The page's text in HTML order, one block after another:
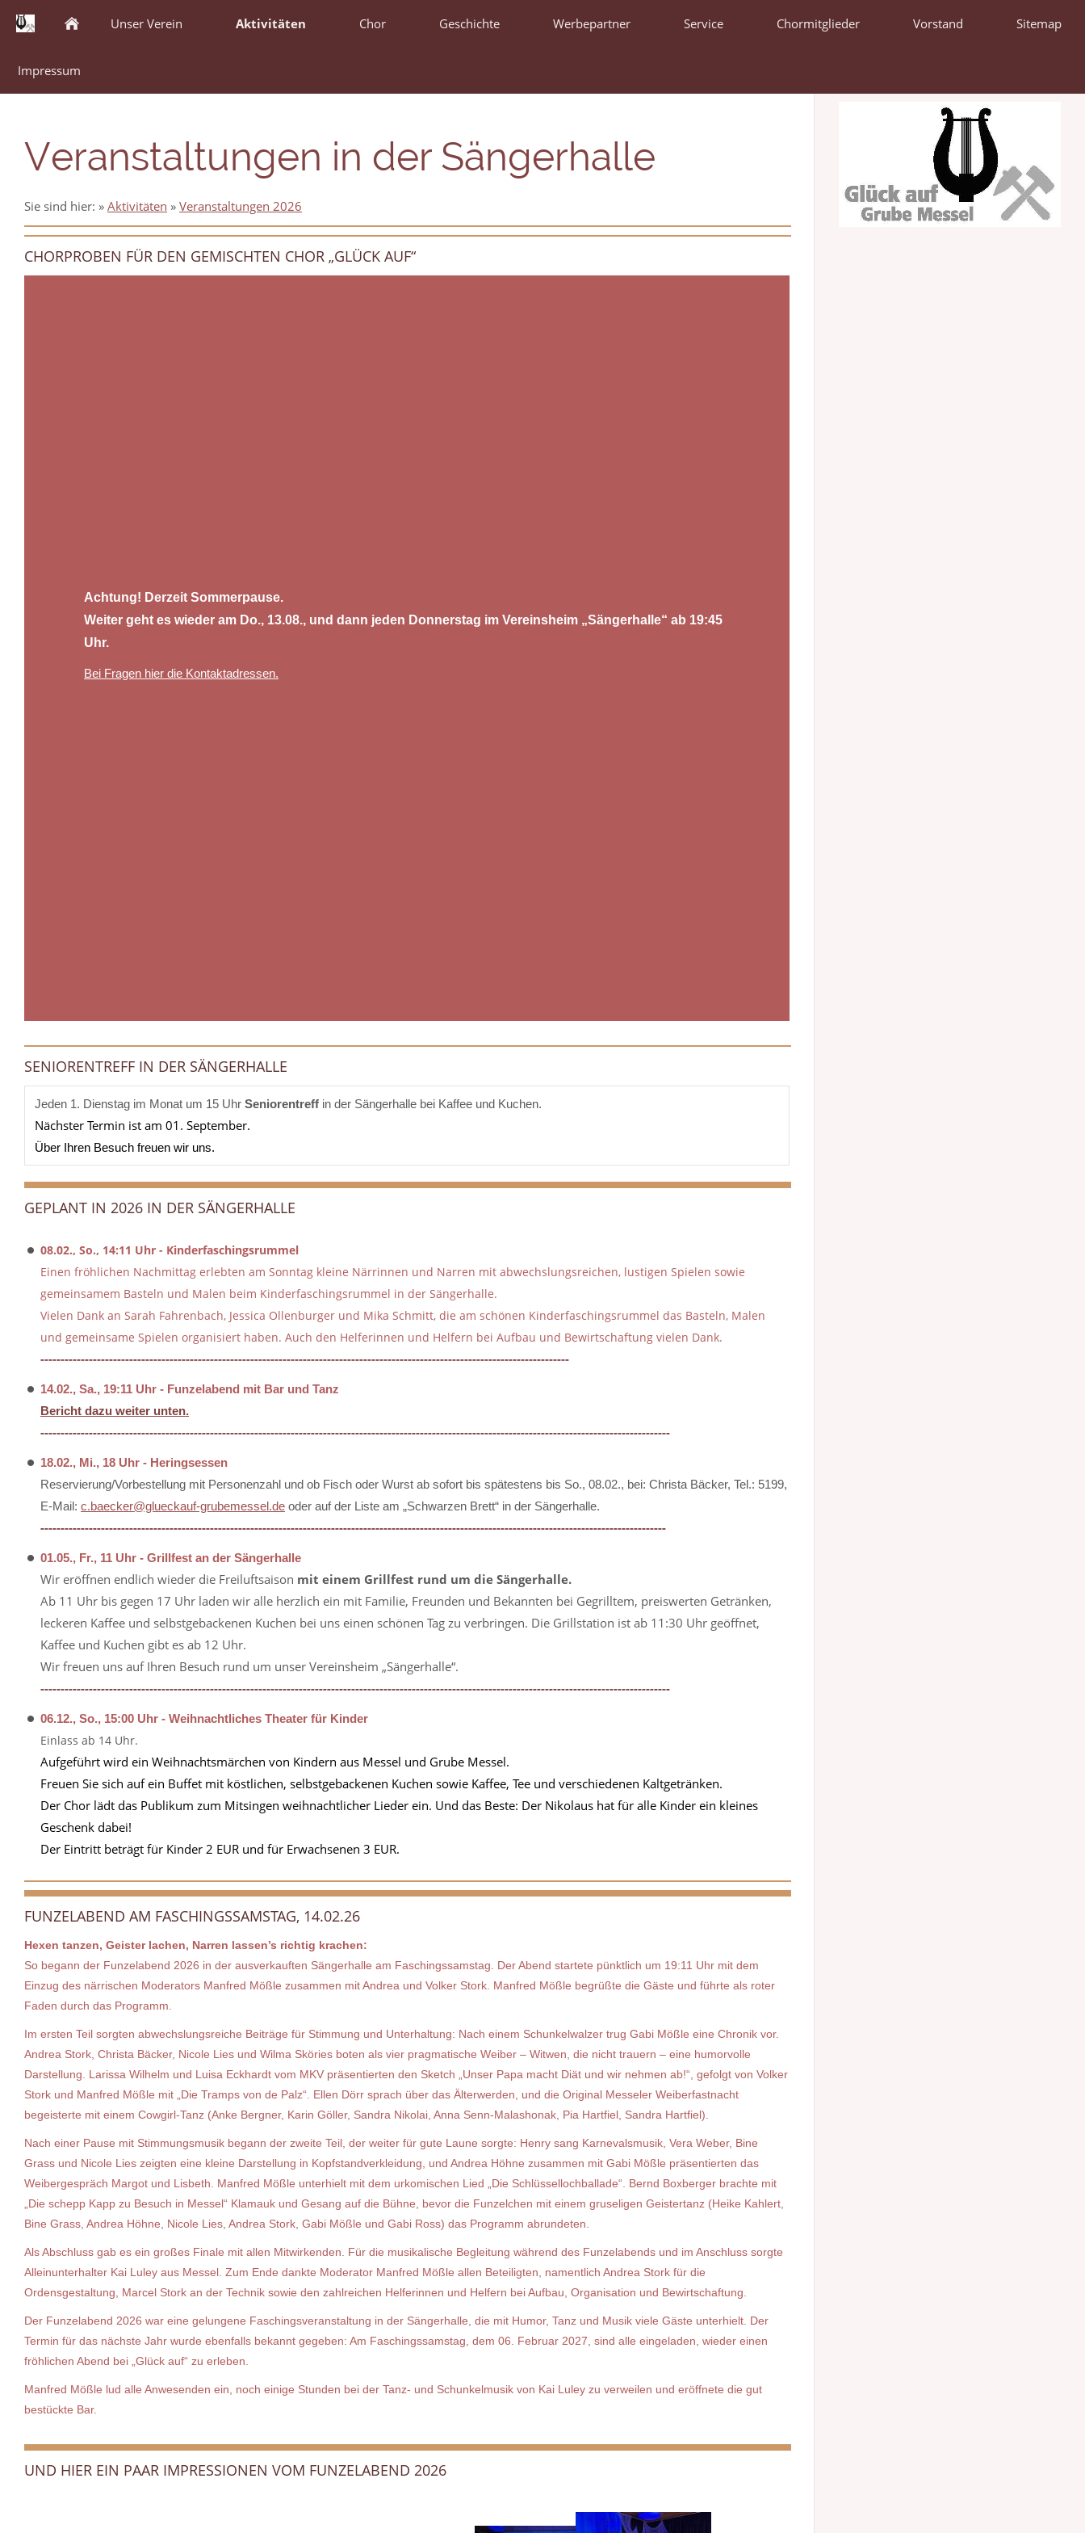
Unser Verein Aktivitäten Chor Geschichte Werbepartner Service Chormitglieder Vorstand Sitemap
Impressum
Veranstaltungen in der Sängerhalle
Sie sind hier: » Aktivitäten » Veranstaltungen 2026
CHORPROBEN FÜR DEN GEMISCHTEN CHOR „GLÜCK AUF“
Achtung! Derzeit Sommerpause.
Weiter geht es wieder am Do., 13.08., und dann jeden Donnerstag im Vereinsheim „Sängerhalle“ ab 19:45
Uhr.
Bei Fragen hier die Kontaktadressen.
SENIORENTREFF IN DER SÄNGERHALLE
Jeden 1. Dienstag im Monat um 15 Uhr Seniorentreff in der Sängerhalle bei Kaffee und Kuchen.
Nächster Termin ist am 01. September.
Über Ihren Besuch freuen wir uns.
GEPLANT IN 2026 IN DER SÄNGERHALLE
08.02., So., 14:11 Uhr - Kinderfaschingsrummel
Einen fröhlichen Nachmittag erlebten am Sonntag kleine Närrinnen und Narren mit abwechslungsreichen, lustigen Spielen sowie
gemeinsamem Basteln und Malen beim Kinderfaschingsrummel in der Sängerhalle.
Vielen Dank an Sarah Fahrenbach, Jessica Ollenburger und Mika Schmitt, die am schönen Kinderfaschingsrummel das Basteln, Malen
und gemeinsame Spielen organisiert haben. Auch den Helferinnen und Helfern bei Aufbau und Bewirtschaftung vielen Dank.
-----------------------------------------------------------------------------------------------------------------------------------
14.02., Sa., 19:11 Uhr - Funzelabend mit Bar und Tanz
Bericht dazu weiter unten.
------------------------------------------------------------------------------------------------------------------------------------------------------------
18.02., Mi., 18 Uhr - Heringsessen
Reservierung/Vorbestellung mit Personenzahl und ob Fisch oder Wurst ab sofort bis spätestens bis So., 08.02., bei: Christa Bäcker, Tel.: 5199,
E-Mail: c.baecker@glueckauf-grubemessel.de oder auf der Liste am „Schwarzen Brett“ in der Sängerhalle.
-----------------------------------------------------------------------------------------------------------------------------------------------------------
01.05., Fr., 11 Uhr - Grillfest an der Sängerhalle
Wir eröffnen endlich wieder die Freiluftsaison mit einem Grillfest rund um die Sängerhalle.
Ab 11 Uhr bis gegen 17 Uhr laden wir alle herzlich ein mit Familie, Freunden und Bekannten bei Gegrilltem, preiswerten Getränken,
leckeren Kaffee und selbstgebackenen Kuchen bei uns einen schönen Tag zu verbringen. Die Grillstation ist ab 11:30 Uhr geöffnet,
Kaffee und Kuchen gibt es ab 12 Uhr.
Wir freuen uns auf Ihren Besuch rund um unser Vereinsheim „Sängerhalle“.
------------------------------------------------------------------------------------------------------------------------------------------------------------
06.12., So., 15:00 Uhr - Weihnachtliches Theater für Kinder
Einlass ab 14 Uhr.
Aufgeführt wird ein Weihnachtsmärchen von Kindern aus Messel und Grube Messel.
Freuen Sie sich auf ein Buffet mit köstlichen, selbstgebackenen Kuchen sowie Kaffee, Tee und verschiedenen Kaltgetränken.
Der Chor lädt das Publikum zum Mitsingen weihnachtlicher Lieder ein. Und das Beste: Der Nikolaus hat für alle Kinder ein kleines
Geschenk dabei!
Der Eintritt beträgt für Kinder 2 EUR und für Erwachsenen 3 EUR.
FUNZELABEND AM FASCHINGSSAMSTAG, 14.02.26
Hexen tanzen, Geister lachen, Narren lassen’s richtig krachen:
So begann der Funzelabend 2026 in der ausverkauften Sängerhalle am Faschingssamstag. Der Abend startete pünktlich um 19:11 Uhr mit dem
Einzug des närrischen Moderators Manfred Mößle zusammen mit Andrea und Volker Stork. Manfred Mößle begrüßte die Gäste und führte als roter
Faden durch das Programm.
Im ersten Teil sorgten abwechslungsreiche Beiträge für Stimmung und Unterhaltung: Nach einem Schunkelwalzer trug Gabi Mößle eine Chronik vor.
Andrea Stork, Christa Bäcker, Nicole Lies und Wilma Sköries boten als vier pragmatische Weiber – Witwen, die nicht trauern – eine humorvolle
Darstellung. Larissa Wilhelm und Luisa Eckhardt vom MKV präsentierten den Sketch „Unser Papa macht Diät und wir nehmen ab!“, gefolgt von Volker
Stork und Manfred Mößle mit „Die Tramps von de Palz“. Ellen Dörr sprach über das Älterwerden, und die Original Messeler Weiberfastnacht
begeisterte mit einem Cowgirl-Tanz (Anke Bergner, Karin Göller, Sandra Nikolai, Anna Senn‑Malashonak, Pia Hartfiel, Sandra Hartfiel).
Nach einer Pause mit Stimmungsmusik begann der zweite Teil, der weiter für gute Laune sorgte: Henry sang Karnevalsmusik, Vera Weber, Bine
Grass und Nicole Lies zeigten eine kleine Darstellung in Kopfstandverkleidung, und Andrea Höhne zusammen mit Gabi Mößle präsentierten das
Weibergespräch Margot und Lisbeth. Manfred Mößle unterhielt mit dem urkomischen Lied „Die Schlüssellochballade“. Bernd Boxberger brachte mit
„Die schepp Kapp zu Besuch in Messel“ Klamauk und Gesang auf die Bühne, bevor die Funzelchen mit einem gruseligen Geistertanz (Heike Kahlert,
Bine Grass, Andrea Höhne, Nicole Lies, Andrea Stork, Gabi Mößle und Gabi Ross) das Programm abrundeten.
Als Abschluss gab es ein großes Finale mit allen Mitwirkenden. Für die musikalische Begleitung während des Funzelabends und im Anschluss sorgte
Alleinunterhalter Kai Luley aus Messel. Zum Ende dankte Moderator Manfred Mößle allen Beteiligten, namentlich Andrea Stork für die
Ordensgestaltung, Marcel Stork an der Technik sowie den zahlreichen Helferinnen und Helfern bei Aufbau, Organisation und Bewirtschaftung.
Der Funzelabend 2026 war eine gelungene Faschingsveranstaltung in der Sängerhalle, die mit Humor, Tanz und Musik viele Gäste unterhielt. Der
Termin für das nächste Jahr wurde ebenfalls bekannt gegeben: Am Faschingssamstag, dem 06. Februar 2027, sind alle eingeladen, wieder einen
fröhlichen Abend bei „Glück auf“ zu erleben.
Manfred Mößle lud alle Anwesenden ein, noch einige Stunden bei der Tanz- und Schunkelmusik von Kai Luley zu verweilen und eröffnete die gut
bestückte Bar.
UND HIER EIN PAAR IMPRESSIONEN VOM FUNZELABEND 2026